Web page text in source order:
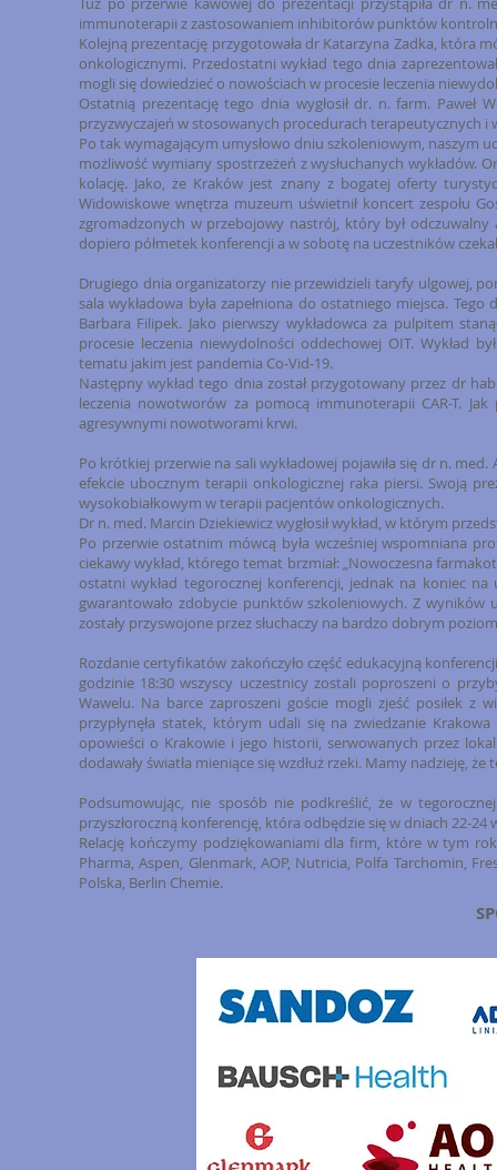
immunoterapii z zastosowaniem inhibitorów punktów
Kolejną prezentację przygotowała dr Katarzyna Zadka, która
onkologicznymi. Przedostatni wykład tego dnia
mogli się dowiedzieć o nowościach w procesie leczenia
Ostatnią prezentację tego dnia wygłosił dr. n. farm. Paweł
przyzwyczajeń w stosowanych procedurach terapeutycznych
Po tak wymagającym umysłowo dniu szkoleniowym, naszym
możliwość wymiany spostrzeżeń z wysłuchanych
kolację. Jako, że Kraków jest znany z bogatej oferty
Widowiskowe wnętrza muzeum uświetnił koncert zespołu
zgromadzonych w przebojowy nastrój, który był odczuwalny
dopiero półmetek konferencji a w sobotę na uczestników
Drugiego dnia organizatorzy nie przewidzieli taryfy ulgowej,
sala wykładowa była zapełniona do ostatniego miejsca.
Barbara Filipek. Jako pierwszy wykładowca za pulpitem
procesie leczenia niewydolności oddechowej OIT. Wykład
tematu jakim jest pandemia Co-Vid-19.
Następny wykład tego dnia został przygotowany przez dr
leczenia nowotworów za pomocą immunoterapii CAR-T.
agresywnymi nowotworami krwi.
Po krótkiej przerwie na sali wykładowej pojawiła się dr n.
efekcie ubocznym terapii onkologicznej raka piersi. Swoją
wysokobiałkowym w terapii pacjentów onkologicznych.
Dr n. med. Marcin Dziekiewicz wygłosił wykład, w którym
Po przerwie ostatnim mówcą była wcześniej wspomniana
ciekawy wykład, którego temat brzmiał: „Nowoczesna
ostatni wykład tegorocznej konferencji, jednak na koniec na
gwarantowało zdobycie punktów szkoleniowych. Z wyników
zostały przyswojone przez słuchaczy na bardzo dobrym
Rozdanie certyfikatów zakończyło część edukacyjną
godzinie 18:30 wszyscy uczestnicy zostali poproszeni o
Wawelu. Na barce zaproszeni goście mogli zjeść posiłek
przypłynęła statek, którym udali się na zwiedzanie
opowieści o Krakowie i jego historii, serwowanych przez
dodawały światła mieniące się wzdłuż rzeki. Mamy nadzieję,
Podsumowując, nie sposób nie podkreślić, że w
przyszłoroczną konferencję, która odbędzie się w dniach 22-24
Relację kończymy podziękowaniami dla firm, które w tym
Pharma, Aspen, Glenmark, AOP, Nutricia, Polfa Tarchomin,
Polska, Berlin Chemie.